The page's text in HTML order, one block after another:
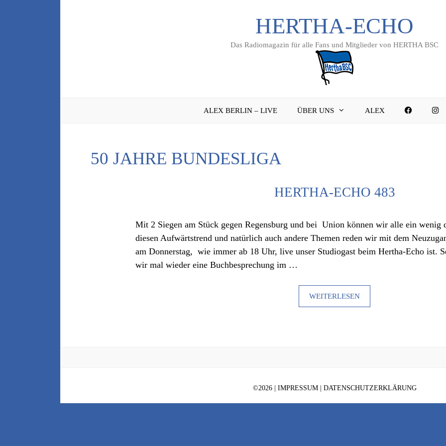
HERTHA-ECHO
Das Radiomagazin für alle Fans und Mitglieder von HERTHA BSC
ALEX BERLIN – LIVE ÜBER UNS ALEX
50 JAHRE BUNDESLIGA
HERTHA-ECHO 483
Mit 2 Siegen am Stück gegen Regensburg und bei Union können wir alle ein wenig
diesen Aufwärtstrend und natürlich auch andere Themen reden wir mit dem
am Donnerstag, wie immer ab 18 Uhr, live unser Studiogast beim Hertha-Echo ist.
wir mal wieder eine Buchbesprechung im …
WEITERLESEN
©2026 | IMPRESSUM| DATENSCHUTZERKLÄRUNG